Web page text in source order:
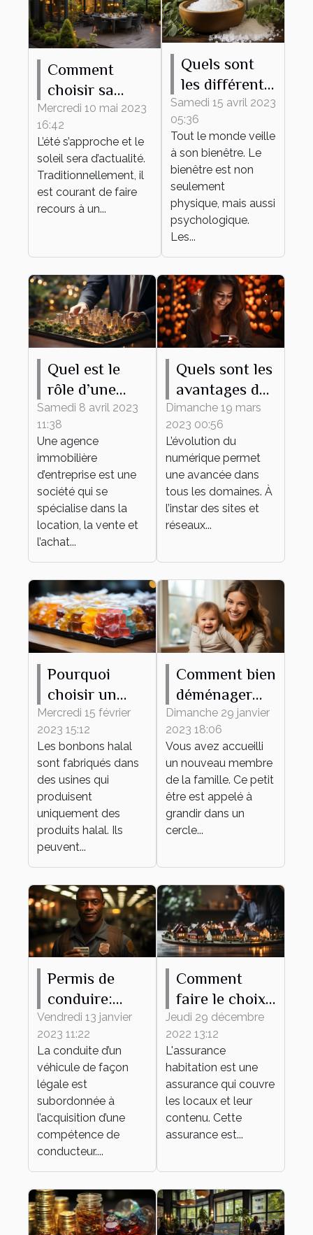
Comment
choisir sa
pergola
bioclimatique ?
Mercredi 10 mai 2023
16:42
L’été s’approche et le
soleil sera d’actualité.
Traditionnellement, il
est courant de faire
recours à un...
Quels sont
les différents
bienfaits des
sels de bain ?
Samedi 15 avril 2023
05:36
Tout le monde veille
à son bienêtre. Le
bienêtre est non
seulement
physique, mais aussi
psychologique.
Les...
Quel est le
rôle d’une
agence
immobilière
d’entreprise ?
Samedi 8 avril 2023
11:38
Une agence
immobilière
d’entreprise est une
société qui se
spécialise dans la
location, la vente et
l’achat...
Quels sont les
avantages du
recours à un
site de
rencontre ?
Dimanche 19 mars
2023 00:56
L’évolution du
numérique permet
une avancée dans
tous les domaines. À
l’instar des sites et
réseaux...
Pourquoi
choisir un
bonbon halal
?
Mercredi 15 février
2023 15:12
Les bonbons halal
sont fabriqués dans
des usines qui
produisent
uniquement des
produits halal. Ils
peuvent...
Comment bien
déménager
avec votre
bébé ?
Dimanche 29 janvier
2023 18:06
Vous avez accueilli
un nouveau membre
de la famille. Ce petit
être est appelé à
grandir dans un
cercle...
Permis de
conduire:
pourquoi
l'obtenir ?
Vendredi 13 janvier
2023 11:22
La conduite d’un
véhicule de façon
légale est
subordonnée à
l’acquisition d’une
compétence de
conducteur....
Comment
faire le choix
d'une bonne
assurance
habitation ?
Jeudi 29 décembre
2022 13:12
L'assurance
habitation est une
assurance qui couvre
les locaux et leur
contenu. Cette
assurance est...